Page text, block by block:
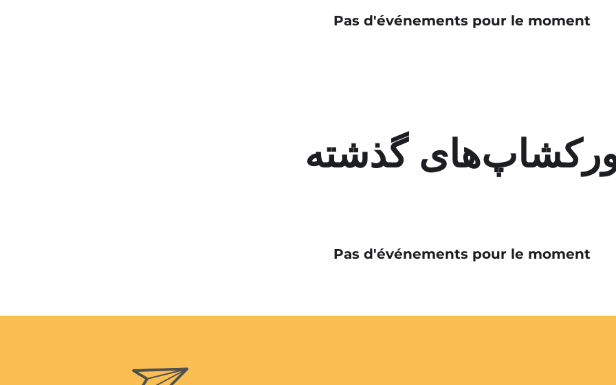
Pas d'événements pour le moment
گذشته
Pas d'événements pour le moment